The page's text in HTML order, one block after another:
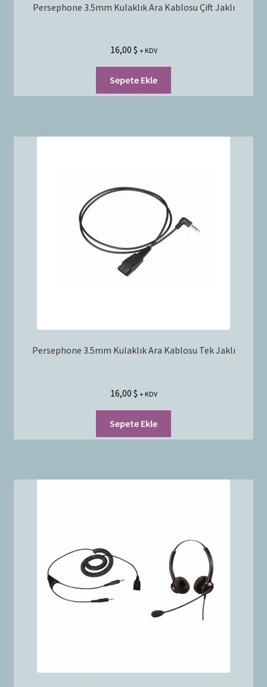
Persephone 3.5mm Kulaklık Ara Kablosu Çift Jaklı
16,00 $ + KDV
Sepete Ekle
Persephone 3.5mm Kulaklık Ara Kablosu Tek Jaklı
16,00 $ + KDV
Sepete Ekle